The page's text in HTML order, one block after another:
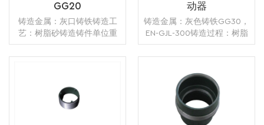
GG20
铸造金属：灰口铸铁铸造工
艺：树脂砂铸造铸件单位重
量：14.00 kg表面处理：抛丸
+机械加工+喷漆或喷粉或防
AISI DIN BS认证：
ISO9001:2008
阅读更多
动器
铸造金属：灰色铸铁GG30，
EN-GJL-300铸造过程：树脂
砂铸造铸件的单位重量：
34.00kg应用：汽车制动盘表
+Antil Oil热处理：退火
阅读更多